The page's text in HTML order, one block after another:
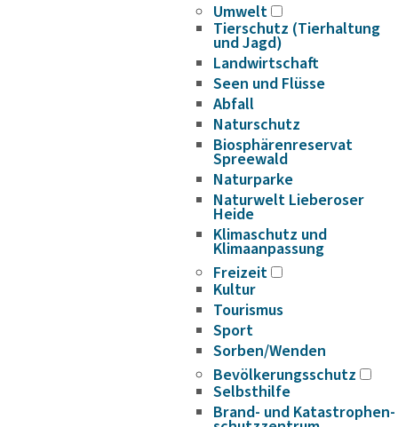
Umwelt
Tierschutz (Tierhaltung
und Jagd)
Landwirtschaft
Seen und Flüsse
Abfall
Naturschutz
Biosphärenreservat
Spreewald
Naturparke
Naturwelt Lieberoser
Heide
Klimaschutz und
Klimaanpassung
Freizeit
Kultur
Tourismus
Sport
Sorben/Wenden
Bevöl­ke­rungs­schutz
Selbst­hilfe
Brand- und Kata­s­tro­­phen­­